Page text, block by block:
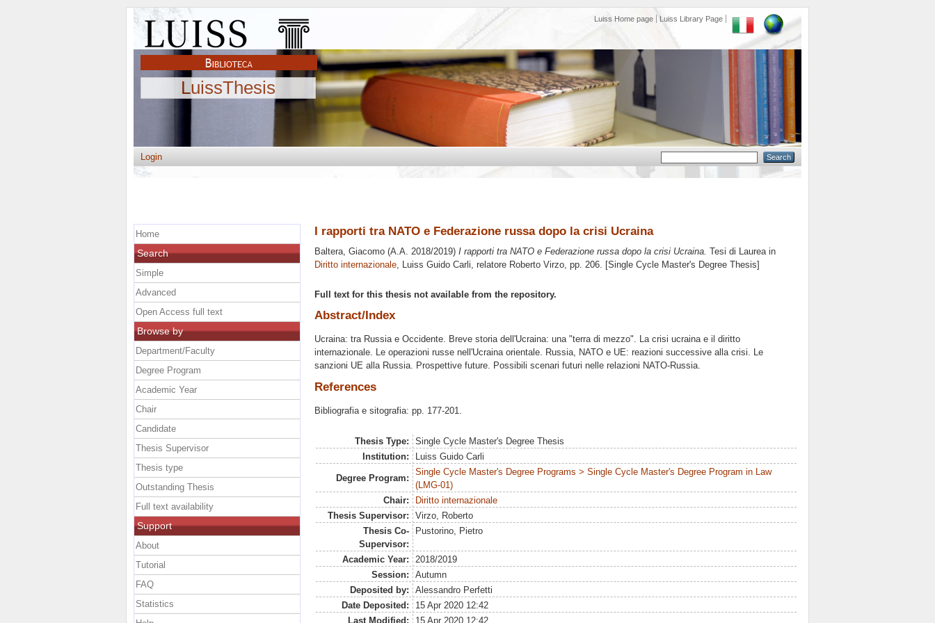
Luiss Home page Luiss Library Page
LuissThesis
Login
I rapporti tra NATO e Federazione russa dopo la crisi Ucraina
Baltera, Giacomo (A.A. 2018/2019) I rapporti tra NATO e Federazione russa dopo la crisi Ucraina. Tesi di Laurea in
Diritto internazionale, Luiss Guido Carli, relatore Roberto Virzo, pp. 206. [Single Cycle Master's Degree Thesis]
Full text for this thesis not available from the repository.
Abstract/Index
Ucraina: tra Russia e Occidente. Breve storia dell'Ucraina: una "terra di mezzo". La crisi ucraina e il diritto
internazionale. Le operazioni russe nell'Ucraina orientale. Russia, NATO e UE: reazioni successive alla crisi. Le
sanzioni UE alla Russia. Prospettive future. Possibili scenari futuri nelle relazioni NATO-Russia.
References
Bibliografia e sitografia: pp. 177-201.
Thesis Type:
Single Cycle Master's Degree Thesis
Institution:
Luiss Guido Carli
Degree Program:
Single Cycle Master's Degree Programs > Single Cycle Master's Degree Program in Law
(LMG-01)
Chair:
Diritto internazionale
Thesis Supervisor:
Virzo, Roberto
Thesis Co-
Supervisor:
Pustorino, Pietro
Academic Year:
2018/2019
Session:
Autumn
Deposited by:
Alessandro Perfetti
Date Deposited:
15 Apr 2020 12:42
Last Modified:
15 Apr 2020 12:42
Home
Search
Simple
Advanced
Open Access full text
Browse by
Department/Faculty
Degree Program
Academic Year
Chair
Candidate
Thesis Supervisor
Thesis type
Outstanding Thesis
Full text availability
Support
About
Tutorial
FAQ
Statistics